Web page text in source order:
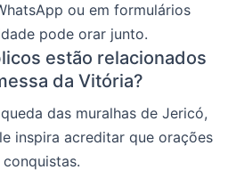
ou em formulários
pode orar junto.
estão relacionados
da Vitória?
das muralhas de Jericó,
inspira acreditar que orações